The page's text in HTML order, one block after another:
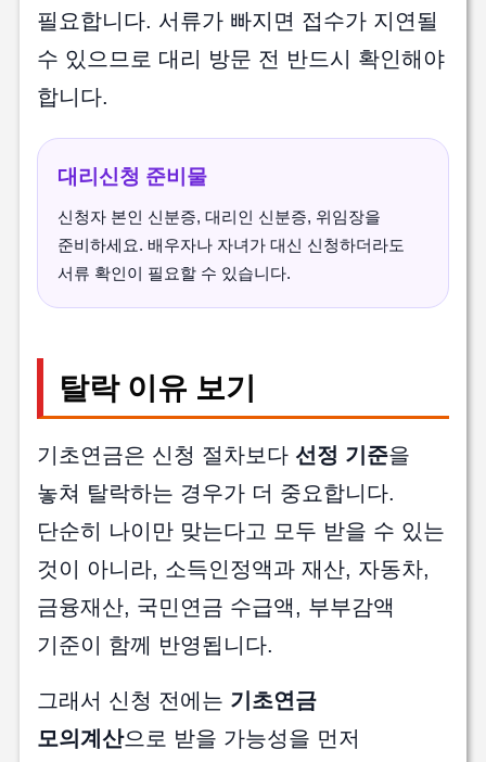
필요합니다. 서류가 빠지면 접수가 지연될
수 있으므로 대리 방문 전 반드시 확인해야
합니다.
대리신청 준비물
신청자 본인 신분증, 대리인 신분증, 위임장을
준비하세요. 배우자나 자녀가 대신 신청하더라도
서류 확인이 필요할 수 있습니다.
탈락 이유 보기
기초연금은 신청 절차보다 선정 기준을
놓쳐 탈락하는 경우가 더 중요합니다.
단순히 나이만 맞는다고 모두 받을 수 있는
것이 아니라, 소득인정액과 재산, 자동차,
금융재산, 국민연금 수급액, 부부감액
기준이 함께 반영됩니다.
그래서 신청 전에는 기초연금
모의계산으로 받을 가능성을 먼저